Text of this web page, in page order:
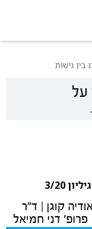
גישות
על
3/20
קוגן | ד"ר
פרופ' דני חמיאל